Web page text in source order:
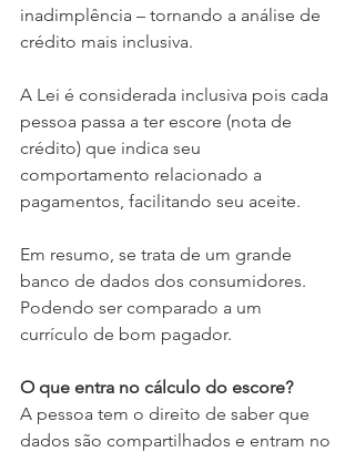
inadimplência – tornando a análise de
crédito mais inclusiva.
A Lei é considerada inclusiva pois cada
pessoa passa a ter escore (nota de
crédito) que indica seu
comportamento relacionado a
pagamentos, facilitando seu aceite.
Em resumo, se trata de um grande
banco de dados dos consumidores.
Podendo ser comparado a um
currículo de bom pagador.
O que entra no cálculo do escore?
A pessoa tem o direito de saber que
dados são compartilhados e entram no